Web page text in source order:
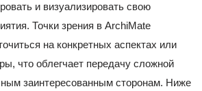
и визуализировать свою
Точки зрения в ArchiMate
на конкретных аспектах или
что облегчает передачу сложной
заинтересованным сторонам. Ниже